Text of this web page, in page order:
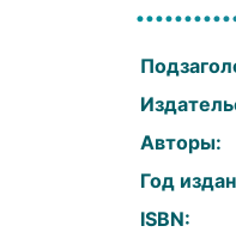
Авторы:
Год
ISBN: